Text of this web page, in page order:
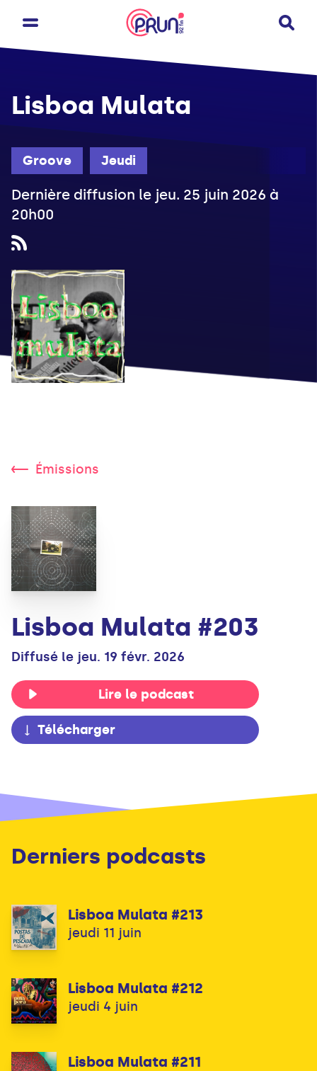
Groove Jeudi
Lisboa Mulata
Dernière diffusion le jeu. 25 juin 2026 à
20h00
Émissions
Lisboa Mulata #203
Diffusé le jeu. 19 févr. 2026
Lire le podcast
Télécharger
Derniers podcasts
Lisboa Mulata #213
jeudi 11 juin
Lisboa Mulata #212
jeudi 4 juin
Lisboa Mulata #211